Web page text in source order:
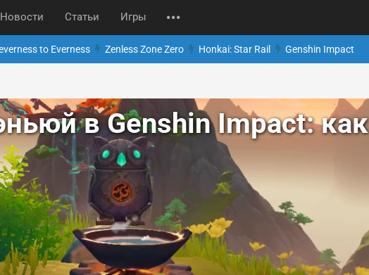
Новости Статьи Игры
to Everness Zenless Zone Zero Honkai: Star Rail Genshin Impact
в Genshin Impact: как